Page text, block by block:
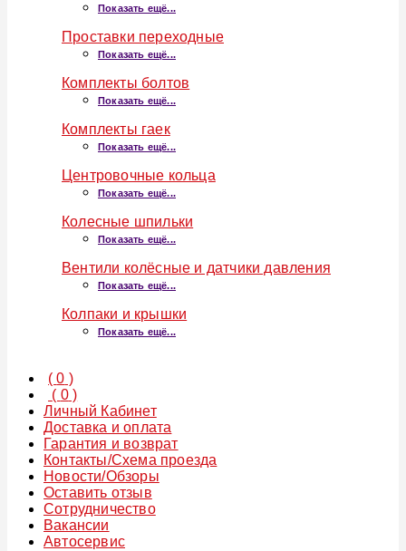
Показать ещё...
Проставки переходные
Показать ещё...
Комплекты болтов
Показать ещё...
Комплекты гаек
Показать ещё...
Центровочные кольца
Показать ещё...
Колесные шпильки
Показать ещё...
Вентили колёсные и датчики давления
Показать ещё...
Колпаки и крышки
Показать ещё...
(0 )
( 0)
Личный Кабинет
Доставка и оплата
Гарантия и возврат
Контакты/Схема проезда
Новости/Обзоры
Оставить отзыв
Сотрудничество
Вакансии
Автосервис